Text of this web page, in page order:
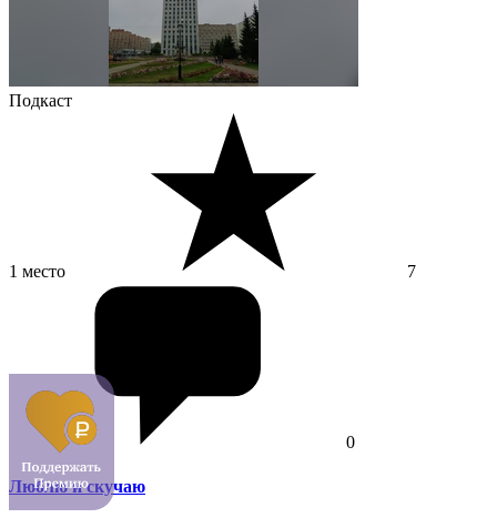
Подкаст
1 место 7
0
Люблю и скучаю